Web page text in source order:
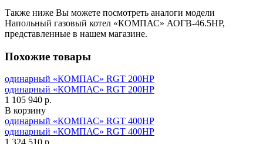
Также ниже Вы можете посмотреть аналоги модели
Напольный газовый котел «КОМПАС» АОГВ-46.5НР,
представленные в нашем магазине.
Похожие товары
одинарный «КОМПАС» RGT 200HP
одинарный «КОМПАС» RGT 200HP
1 105 940 р.
В корзину
одинарный «КОМПАС» RGT 400HP
одинарный «КОМПАС» RGT 400HP